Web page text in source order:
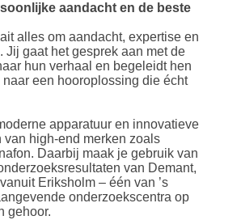
aandacht en de beste
alles om aandacht, expertise en
Jij gaat het gesprek aan met de
hun verhaal en begeleidt hen
naar een hooroplossing die écht
apparatuur en innovatieve
van high-end merken zoals
Daarbij maak je gebruik van
van Demant,
Eriksholm – één van ’s
onderzoekscentra op
gehoor.